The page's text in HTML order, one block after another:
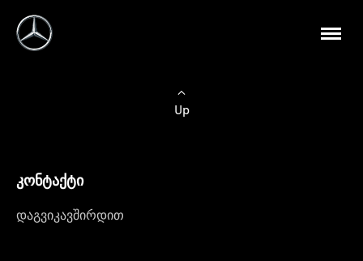
Up
კონტაქტი
დაგვიკავშირდით